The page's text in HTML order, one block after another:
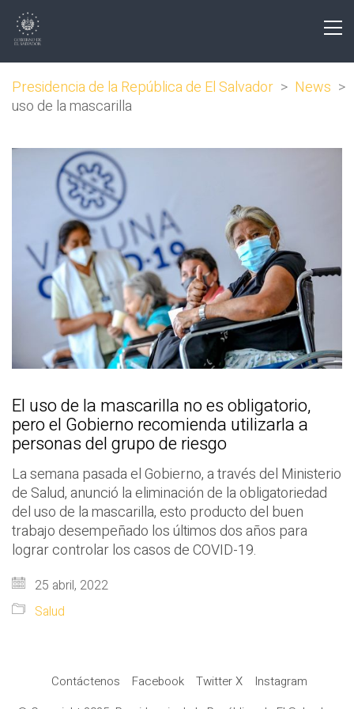
Presidencia de la República de El Salvador > News >
uso de la mascarilla
El uso de la mascarilla no es obligatorio,
pero el Gobierno recomienda utilizarla a
personas del grupo de riesgo
La semana pasada el Gobierno, a través del Ministerio
de Salud, anunció la eliminación de la obligatoriedad
del uso de la mascarilla, esto producto del buen
trabajo desempeñado los últimos dos años para
lograr controlar los casos de COVID-19.
25 abril, 2022
Salud
Contáctenos Facebook Twitter X
Instagram